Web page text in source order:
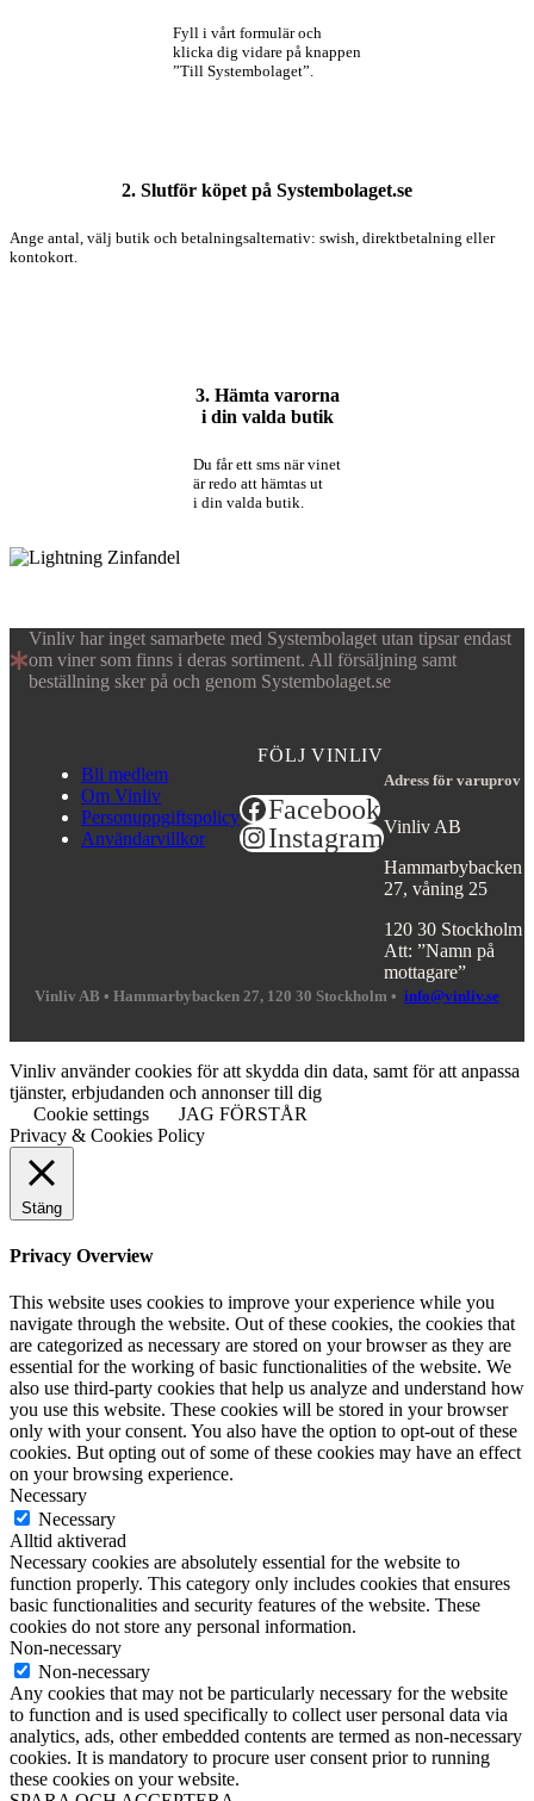
Fyll i vårt formulär och
klicka dig vidare på knappen
”Till Systembolaget”.
2. Slutför köpet på Systembolaget.se
Ange antal, välj butik och betalningsalternativ: swish, direktbetalning eller
kontokort.
3. Hämta varorna
i din valda butik
Du får ett sms när vinet
är redo att hämtas ut
i din valda butik.
Vinliv har inget samarbete med Systembolaget utan tipsar endast
om viner som finns i deras sortiment. All försäljning samt
beställning sker på och genom Systembolaget.se
Bli medlem
Om Vinliv
Personuppgiftspolicy
Användarvillkor
FÖLJ VINLIV
Facebook
Instagram
Adress för varuprov
Vinliv AB
Hammarbybacken
27, våning 25
120 30 Stockholm
Att: ”Namn på
mottagare”
Vinliv AB • Hammarbybacken 27, 120 30 Stockholm • info@vinliv.se
Vinliv använder cookies för att skydda din data, samt för att anpassa
tjänster, erbjudanden och annonser till dig
Cookie settings
JAG FÖRSTÅR
Privacy & Cookies Policy
Stäng
Privacy Overview
This website uses cookies to improve your experience while you
navigate through the website. Out of these cookies, the cookies that
are categorized as necessary are stored on your browser as they are
essential for the working of basic functionalities of the website. We
also use third-party cookies that help us analyze and understand how
you use this website. These cookies will be stored in your browser
only with your consent. You also have the option to opt-out of these
cookies. But opting out of some of these cookies may have an effect
on your browsing experience.
Necessary
Necessary
Alltid aktiverad
Necessary cookies are absolutely essential for the website to
function properly. This category only includes cookies that ensures
basic functionalities and security features of the website. These
cookies do not store any personal information.
Non-necessary
Non-necessary
Any cookies that may not be particularly necessary for the website
to function and is used specifically to collect user personal data via
analytics, ads, other embedded contents are termed as non-necessary
cookies. It is mandatory to procure user consent prior to running
these cookies on your website.